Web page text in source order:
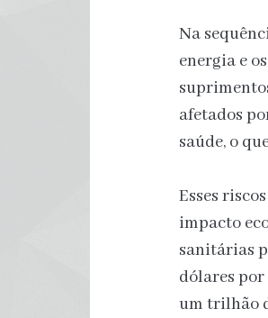
Na
energia e
afetados
saúde, o
Esses
impacto
sanitárias
dólares por
um trilhão